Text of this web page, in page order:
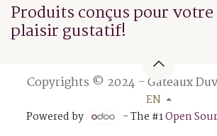
Produits conçus pour
plaisir gustatif!
Copyrights © 2024 - Gâteaux
EN
Powered by
- The #1Open